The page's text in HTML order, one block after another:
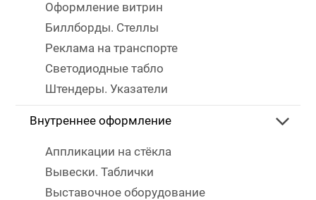
Оформление витрин
Биллборды. Стеллы
Реклама на транспорте
Светодиодные табло
Штендеры. Указатели
Внутреннее оформление
Аппликации на стёкла
Вывески. Таблички
Выставочное оборудование